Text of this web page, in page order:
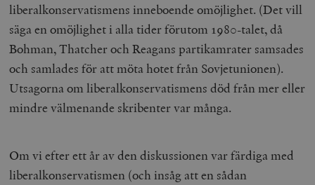
liberalkonservatismens inneboende omöjlighet. (Det vill
säga en omöjlighet i alla tider förutom 1980-talet, då
Bohman, Thatcher och Reagans partikamrater samsades
och samlades för att möta hotet från Sovjetunionen).
Utsagorna om liberalkonservatismens död från mer eller
mindre välmenande skribenter var många.
Om vi efter ett år av den diskussionen var färdiga med
liberalkonservatismen (och insåg att en sådan